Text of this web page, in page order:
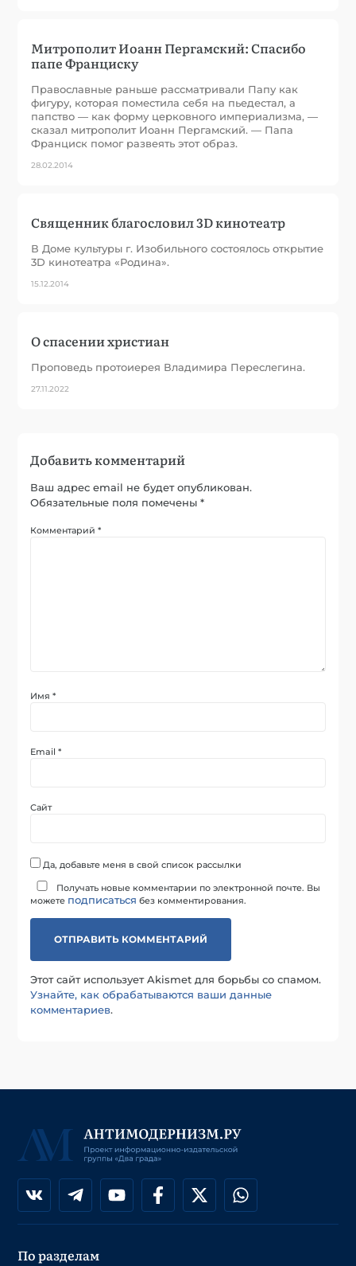
Митрополит Иоанн Пергамский: Спасибо
папе Франциску
Православные раньше рассматривали Папу как
фигуру, которая поместила себя на пьедестал, а
папство — как форму церковного империализма, —
сказал митрополит Иоанн Пергамский. — Папа
Франциск помог развеять этот образ.
28.02.2014
Священник благословил 3D кинотеатр
В Доме культуры г. Изобильного состоялось открытие
3D кинотеатра «Родина».
15.12.2014
О спасении христиан
Проповедь протоиерея Владимира Переслегина.
27.11.2022
Добавить комментарий
Ваш адрес email не будет опубликован.
Обязательные поля помечены*
Комментарий*
Имя*
Email*
Сайт
Да, добавьте меня в свой список рассылки
Получать новые комментарии по электронной почте. Вы
можете подписаться без комментирования.
Этот сайт использует Akismet для борьбы со спамом.
Узнайте, как обрабатываются ваши данные
комментариев.
По разделам